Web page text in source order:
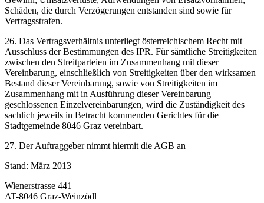
Schäden, die durch Verzögerungen entstanden sind sowie für
Vertragsstrafen.
26. Das Vertragsverhältnis unterliegt österreichischem Recht mit
Ausschluss der Bestimmungen des IPR. Für sämtliche Streitigkeiten
zwischen den Streitparteien im Zusammenhang mit dieser
Vereinbarung, einschließlich von Streitigkeiten über den wirksamen
Bestand dieser Vereinbarung, sowie von Streitigkeiten im
Zusammenhang mit in Ausführung dieser Vereinbarung
geschlossenen Einzelvereinbarungen, wird die Zuständigkeit des
sachlich jeweils in Betracht kommenden Gerichtes für die
Stadtgemeinde 8046 Graz vereinbart.
27. Der Auftraggeber nimmt hiermit die AGB an
Stand: März 2013
Wienerstrasse 441
AT-8046 Graz-Weinzödl